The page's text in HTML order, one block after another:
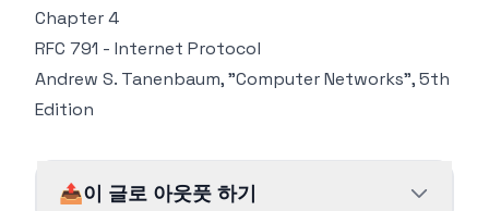
Chapter 4
RFC 791 - Internet Protocol
Andrew S. Tanenbaum, "Computer Networks", 5th
Edition
📤이 글로 아웃풋 하기